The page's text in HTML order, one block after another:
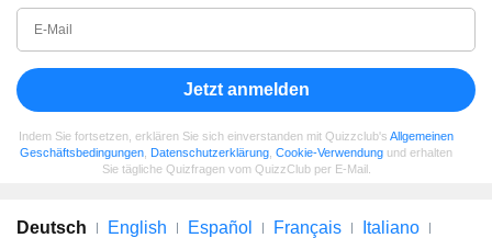
Jetzt anmelden
Indem Sie fortsetzen, erklären Sie sich einverstanden mit Quizzclub's Allgemeinen
Geschäftsbedingungen Datenschutzerklärung Cookie-Verwendung und erhalten
Sie tägliche Quizfragen vom QuizzClub per E-Mail.
Deutsch English Español Français
Italiano